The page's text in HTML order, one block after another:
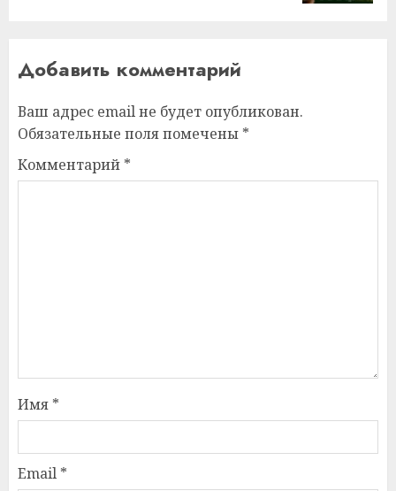
Добавить комментарий
Ваш адрес email не будет опубликован.
Обязательные поля помечены *
Комментарий *
Имя *
Email *